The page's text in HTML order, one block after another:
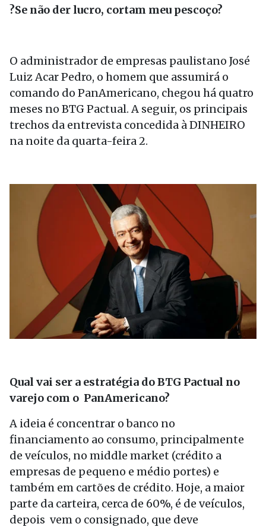
?Se não der lucro, cortam meu pescoço?
O administrador de empresas paulistano José
Luiz Acar Pedro, o homem que assumirá o
comando do PanAmericano, chegou há quatro
meses no BTG Pactual. A seguir, os principais
trechos da entrevista concedida à DINHEIRO
na noite da quarta-feira 2.
Qual vai ser a estratégia do BTG Pactual no
varejo com o PanAmericano?
A ideia é concentrar o banco no
financiamento ao consumo, principalmente
de veículos, no middle market (crédito a
empresas de pequeno e médio portes) e
também em cartões de crédito. Hoje, a maior
parte da carteira, cerca de 60%, é de veículos,
depois vem o consignado, que deve